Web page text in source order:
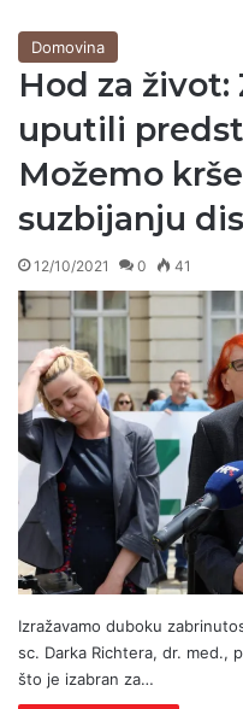
Domovina
Hod za
uputili
Možemo
suzbijanju
12/10/2021 0 41
Izražavamo duboku
sc. Darka Richtera, dr. med.,
što je izabran za…